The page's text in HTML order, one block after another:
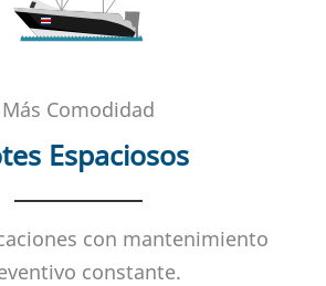
Más Comodidad
Espaciosos
con mantenimiento
constante.